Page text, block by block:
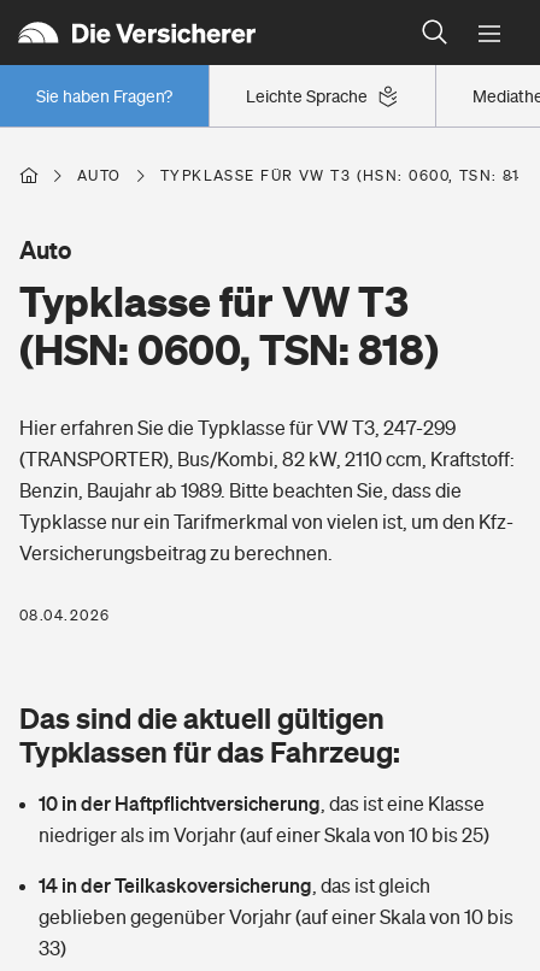
Leichte Sprache
Sie haben Fragen?
Wer versichert was: Jetzt Versicherer finden
Regionalklassen: So ist Ihre Region eingestuft
Wer versichert was: Jetzt Versicherer finden
Berufsunfähigkeitsversicherung
Erwerbsunfähigkeitsversicherung
Grundfähigkeitsversicherung
Arbeitsrechtsschutz
Berufshaftpflichtversicherung
Zur Übersicht
Tools
Wer versichert was: Jetzt Versicherer finden
Sie haben Fragen?
Wohnen
Elementarversicherung
Glasversicherung
Mietkautionsversicherung
Restkreditversicherung
Freizeit
Pri­vate Haft­pflicht­
Kinderunfall­ver­si­che­rung
Kinderinvalidität
Reiseversicherung
Hundehalter-Haftpflicht
Gesundheit
Private Krankenversicherung
Dread-Disease-Versicherung
Tierkrankenversicherung
Tools
AUTO TYPKLASSE FÜR VW T3 (HSN: 0600, TSN: 818)
Typklasse für VW T3
(HSN: 0600, TSN: 818)
Auto
Hier erfahren Sie die Typklasse für VW T3, 247-299
(TRANSPORTER), Bus/Kombi, 82 kW, 2110 ccm, Kraftstoff:
Benzin, Baujahr ab 1989. Bitte beachten Sie, dass die
Typklasse nur ein Tarifmerkmal von vielen ist, um den Kfz-
Versicherungsbeitrag zu berechnen.
08.04.2026
Das sind die aktuell gültigen
Typklassen für das Fahrzeug:
10 in der Haftpflichtversicherung das ist eine Klasse
niedriger als im Vorjahr (auf einer Skala von 10 bis 25)
14 in der Teilkaskoversicherung das ist gleich
geblieben gegenüber Vorjahr (auf einer Skala von 10 bis
33)